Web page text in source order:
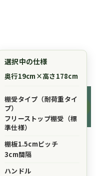
ショッピングカート
選択中の仕様
奥行19cm×高さ178cm
棚受タイプ（耐荷重タイ
プ）
フリーストップ棚受（標
準仕様）
棚板1.5cmピッチ
3cm間隔
ハンドル